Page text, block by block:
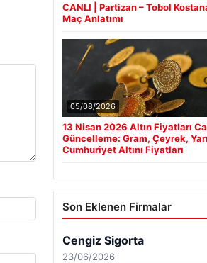
CANLI | Partizan – Tobol
Maç Anlatımı
05/08/2026
13 Nisan 2026 Altın Fiyatları
Güncelleme: Gram, Çeyrek,
Cumhuriyet Altını Fiyatları
Son Eklenen Firmalar
Cengiz Sigorta
23/06/2026